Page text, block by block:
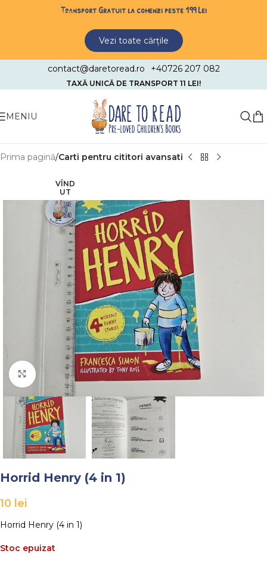
Skip to navigationTransport Gratuit la comenzi peste 199 Lei
Vezi toate cărțile
contact@daretoread.ro +40726 207 082
TAXĂ UNICĂ DE TRANSPORT 11 LEI!
MENIU
Prima pagină Carti pentru cititori avansati
VÎND
UT
Faceți click pentru a mări
Horrid Henry (4 in 1)
10 lei
Horrid Henry (4 in 1)
Stoc epuizat